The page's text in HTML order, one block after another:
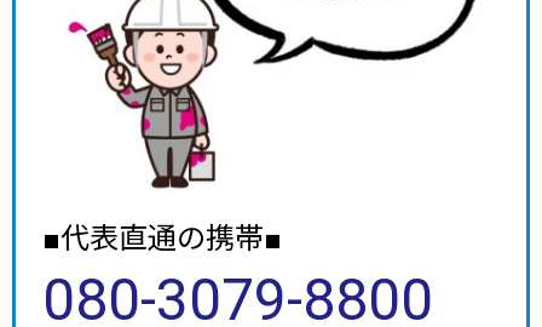
■代表直通の携帯■
080-3079-8800